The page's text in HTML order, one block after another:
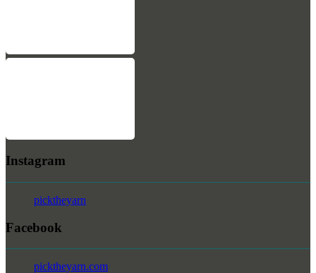
Instagram
picktheyarn
Facebook
picktheyarn.com